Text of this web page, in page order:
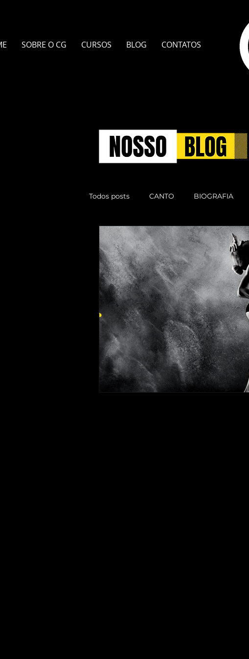
SOBRE O CG CURSOS BLOG CONTATOS
Todos posts CANTO BIOGRAFIA
DESENHO TEATRO PIANO
MUSICALIZAÇÃO INFANTIL UKULELÊ
VIOLINO ALFABETIZAÇÃO